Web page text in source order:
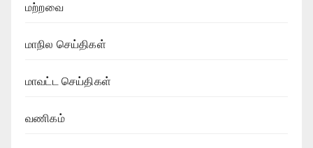
மற்றவை
மாநில செய்திகள்
மாவட்ட செய்திகள்
வணிகம்